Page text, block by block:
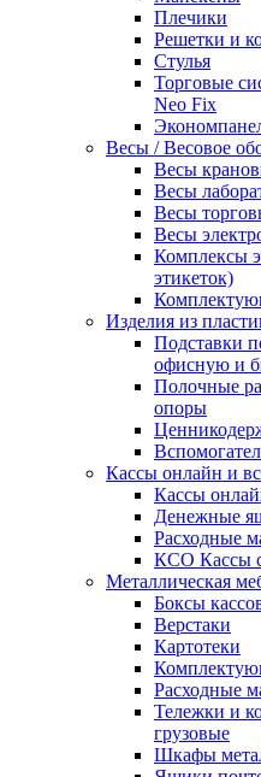
Плечики
Решетки и
Стулья
Торговые
Neo Fix
Весы / Весовое
Весы
Весы
Весы
Весы
Комплексы
этикеток)
Изделия из
Подставки
офисную и
Полочные
опоры
Кассы онлайн и
Кассы
Денежные
Расходные
КСО Кассы
Металлическая
Боксы
Верстаки
Картотеки
Расходные
Тележки и
грузовые
Шкафы